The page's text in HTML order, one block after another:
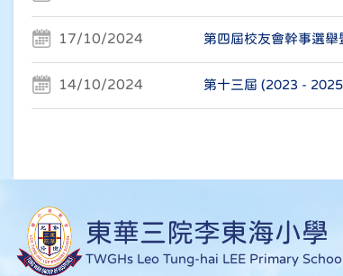
17/10/2024 第四屆校友會幹事選舉
14/10/2024 第十三屆 (2023 -
東華三院李東海小學
TWGHs Leo Tung-hai LEE Primary